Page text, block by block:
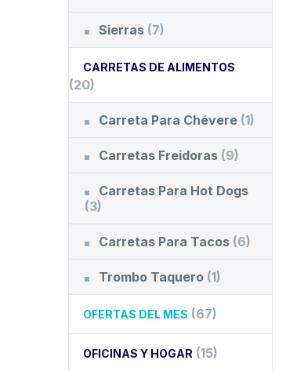
Sierras (7)
CARRETAS DE ALIMENTOS
(20)
Carreta Para Chévere (1)
Carretas Freidoras (9)
Carretas Para Hot Dogs
(3)
Carretas Para Tacos (6)
Trombo Taquero (1)
OFERTAS DEL MES (67)
OFICINAS Y HOGAR (15)